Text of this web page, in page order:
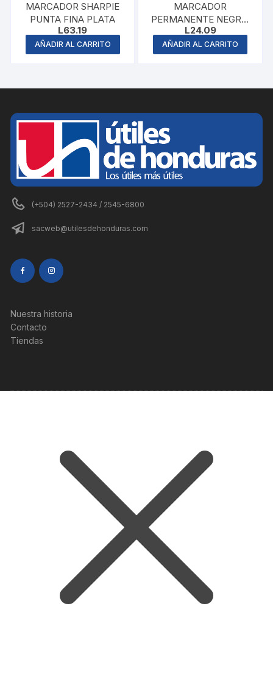
MARCADOR SHARPIE
PUNTA FINA PLATA
L63.19
AÑADIR AL CARRITO
MARCADOR
PERMANENTE NEGRO,
MAPED
L24.09
AÑADIR AL CARRITO
(+504) 2527-2434 / 2545-6800
sacweb@utilesdehonduras.com
Nuestra historia
Contacto
Tiendas